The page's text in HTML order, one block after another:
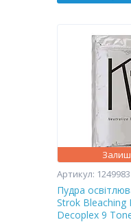
1249983
Пудра
Strok Bleaching
Decoplex 9